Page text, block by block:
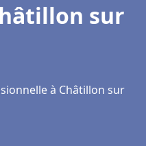
sur
à Châtillon sur